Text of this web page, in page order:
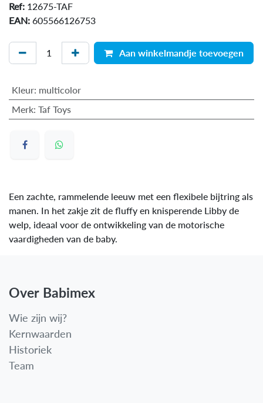
Ref: 12675-TAF
EAN: 605566126753
Aan winkelmandje toevoegen
Kleur: multicolor
Merk: Taf Toys
Een zachte, rammelende leeuw met een flexibele bijtring als
manen. In het zakje zit de fluffy en knisperende Libby de
welp, ideaal voor de ontwikkeling van de motorische
vaardigheden van de baby.
Over Babimex
Wie zijn wij?
Kernwaarden
Historiek
Team